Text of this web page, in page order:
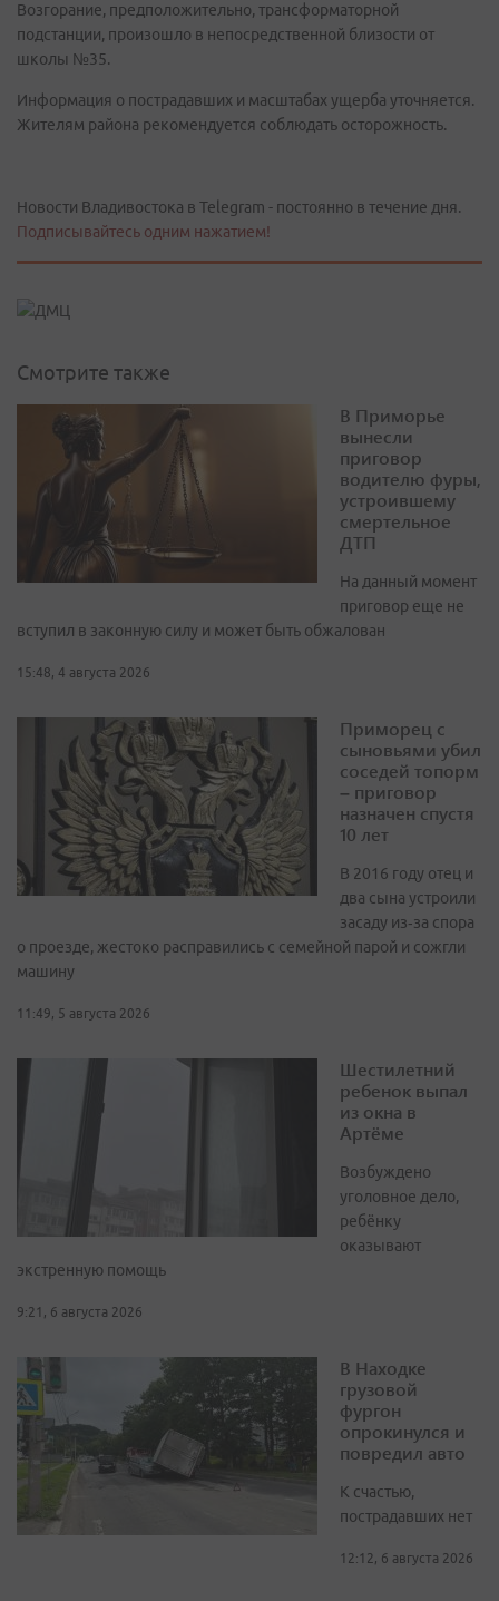
Возгорание, предположительно, трансформаторной
подстанции, произошло в непосредственной близости от
школы №35.
Информация о пострадавших и масштабах ущерба уточняется.
Жителям района рекомендуется соблюдать осторожность.
Новости Владивостока в Telegram - постоянно в течение дня.
Подписывайтесь одним нажатием!
Смотрите также
В Приморье
вынесли
приговор
водителю фуры,
устроившему
смертельное
ДТП
На данный момент
приговор еще не
вступил в законную силу и может быть обжалован
15:48, 4 августа 2026
Приморец с
сыновьями убил
соседей топорм
– приговор
назначен спустя
10 лет
В 2016 году отец и
два сына устроили
засаду из‑за спора
о проезде, жестоко расправились с семейной парой и сожгли
машину
11:49, 5 августа 2026
Шестилетний
ребенок выпал
из окна в
Артёме
Возбуждено
уголовное дело,
ребёнку
оказывают
экстренную помощь
9:21, 6 августа 2026
В Находке
грузовой
фургон
опрокинулся и
повредил авто
К счастью,
пострадавших нет
12:12, 6 августа 2026